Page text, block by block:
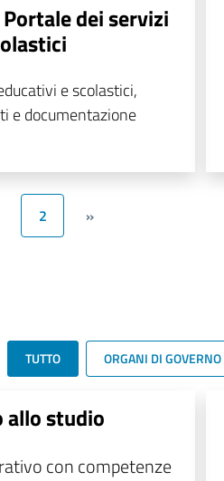
dei servizi
e scolastici,
e documentazione
2 »
TUTTO ORGANI DI GOVERNO
studio
con competenze